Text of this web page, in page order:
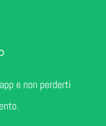
e non perderti